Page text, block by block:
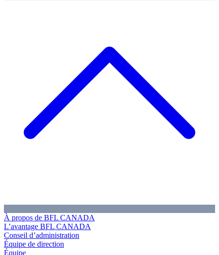
À propos de BFL CANADA
L’avantage BFL CANADA
Conseil d’administration
Équipe de direction
Équipe